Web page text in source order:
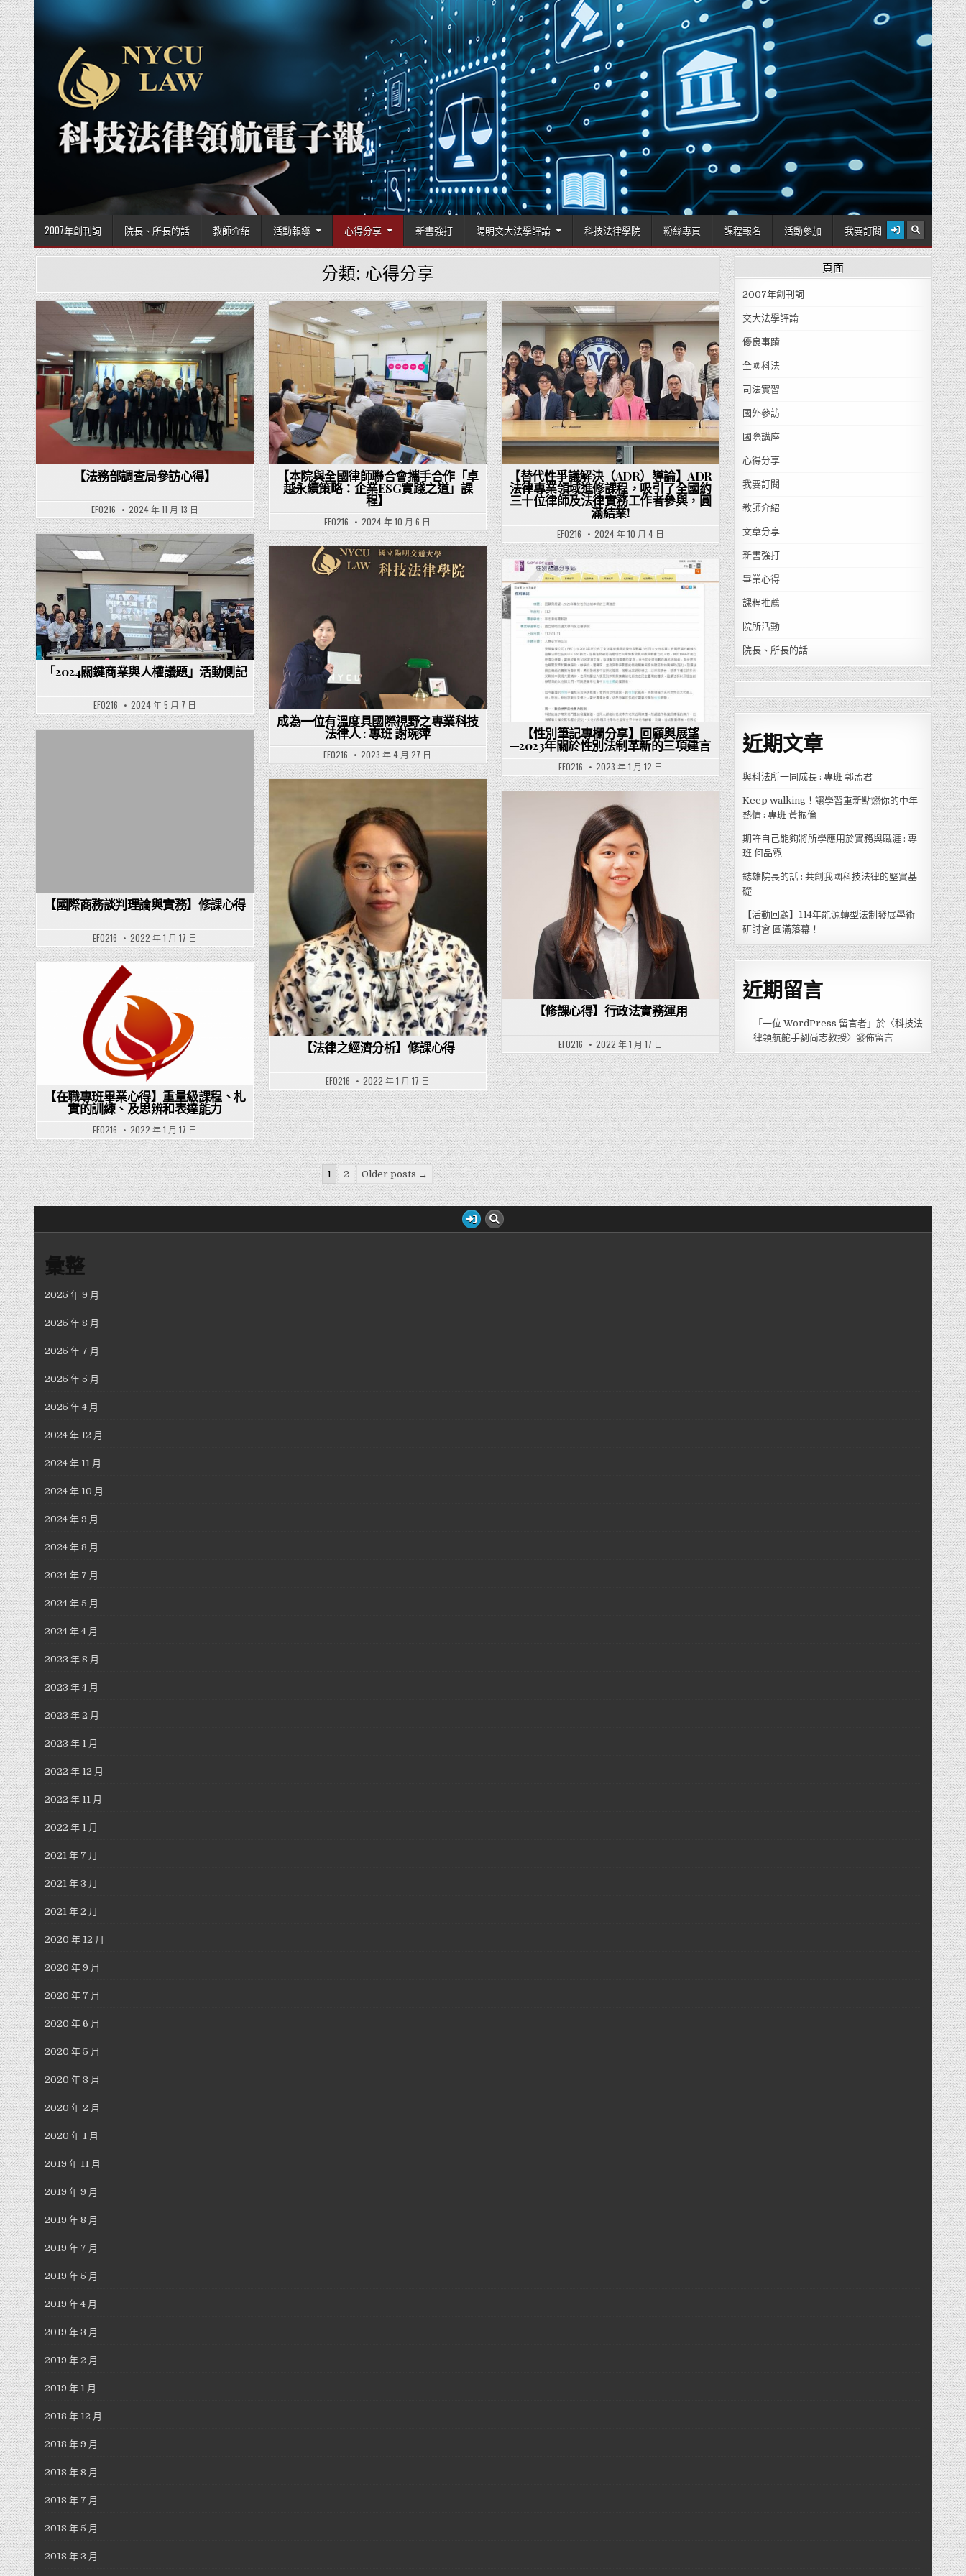
Skip to content 2026 年 8 月 8 日
國立陽明交通大學科技法律學院
2007年創刊詞 院長、所長的話 教師介紹 活動報導 心得分享 新書強打 陽明交大法學評論 科技法律學院 粉絲專頁 課程報名 活動參加 我要訂閱
分類: 心得分享
Posted in
【法務部調查局參訪心得】
EF0216 2024 年 11 月 13 日
Posted in
【本院與全國律師聯合會攜手合作「卓
越永續策略：企業ESG實踐之道」課
程】
EF0216 2024 年 10 月 6 日
Posted in
【替代性爭議解決（ADR）導論】ADR
法律專業領域進修課程，吸引了全國約
三十位律師及法律實務工作者參與，圓
滿結業!
EF0216 2024 年 10 月 4 日
Posted in
「2024關鍵商業與人權議題」活動側記
EF0216 2024 年 5 月 7 日
成為一位有溫度具國際視野之專業科技
法律人 : 專班 謝琬萍
EF0216 2023 年 4 月 27 日
【性別筆記專欄分享】回顧與展望
─2023年關於性別法制革新的三項建言
EF0216 2023 年 1 月 12 日
【國際商務談判理論與實務】修課心得
EF0216 2022 年 1 月 17 日
Posted in
【法律之經濟分析】修課心得
EF0216 2022 年 1 月 17 日
Posted in
【修課心得】行政法實務運用
EF0216 2022 年 1 月 17 日
Posted in
【在職專班畢業心得】重量級課程、札
實的訓練、及思辨和表達能力
EF0216 2022 年 1 月 17 日
文章分頁 1 2 Older posts →
頁面
2007年創刊詞
交大法學評論
優良事蹟
全國科法
司法實習
國外參訪
國際講座
心得分享
我要訂閱
教師介紹
文章分享
新書強打
畢業心得
課程推薦
院所活動
院長、所長的話
近期文章
與科法所一同成長 : 專班 郭孟君
Keep walking！讓學習重新點燃你的中年
熱情 : 專班 黃振倫
期許自己能夠將所學應用於實務與職涯 : 專
班 何品霓
鋕雄院長的話 : 共創我國科技法律的堅實基
礎
【活動回顧】114年能源轉型法制發展學術
研討會 圓滿落幕！
近期留言
「一位 WordPress 留言者 」於〈科技法
律領航舵手劉尚志教授〉發佈留言
彙整
2025 年 9 月
2025 年 8 月
2025 年 7 月
2025 年 5 月
2025 年 4 月
2024 年 12 月
2024 年 11 月
2024 年 10 月
2024 年 9 月
2024 年 8 月
2024 年 7 月
2024 年 5 月
2024 年 4 月
2023 年 8 月
2023 年 4 月
2023 年 2 月
2023 年 1 月
2022 年 12 月
2022 年 11 月
2022 年 1 月
2021 年 7 月
2021 年 3 月
2021 年 2 月
2020 年 12 月
2020 年 9 月
2020 年 7 月
2020 年 6 月
2020 年 5 月
2020 年 3 月
2020 年 2 月
2020 年 1 月
2019 年 11 月
2019 年 9 月
2019 年 8 月
2019 年 7 月
2019 年 5 月
2019 年 4 月
2019 年 3 月
2019 年 2 月
2019 年 1 月
2018 年 12 月
2018 年 9 月
2018 年 8 月
2018 年 7 月
2018 年 5 月
2018 年 3 月